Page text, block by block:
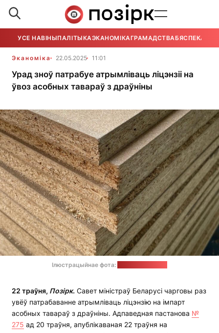
УСЕ НАВІНЫПАЛІТЫКАЭКАНОМІКАГРАМАДСТВАБЯСПЕКА
Эканоміка 22.05.2025 11:01
Урад зноў патрабуе атрымліваць ліцэнзіі на
ўвоз асобных тавараў з драўніны
Ілюстрацыйнае фота:
22 траўня, Позірк. Савет міністраў Беларусі чарговы раз
увёў патрабаванне атрымліваць ліцэнзію на імпарт
асобных тавараў з драўніны. Адпаведная пастанова №
275 ад 20 траўня, апублікаваная 22 траўня на